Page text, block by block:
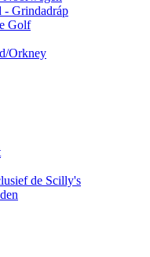
- Grindadráp
Golf
Orkney
de Scilly's